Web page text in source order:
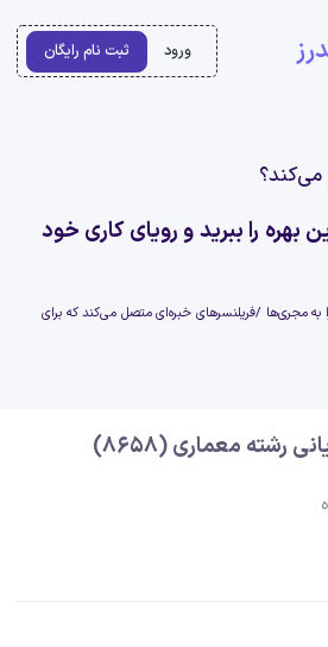
ورود ثبت نام رایگان
می‌کند؟
بهره را ببرید و رویای کاری خود
را به مجری‌ها /فریلنسرهای خبره‌ای متصل می‌کند که برای